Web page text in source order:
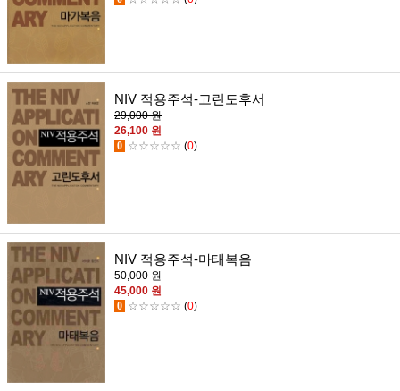
NIV 적용주석-고린도후서
29,000 원
26,100 원
0 ☆☆☆☆☆ (0)
NIV 적용주석-마태복음
50,000 원
45,000 원
0 ☆☆☆☆☆ (0)